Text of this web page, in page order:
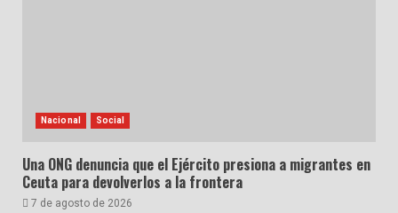
Nacional Social
Una ONG denuncia que el Ejército presiona a migrantes en
Ceuta para devolverlos a la frontera
7 de agosto de 2026